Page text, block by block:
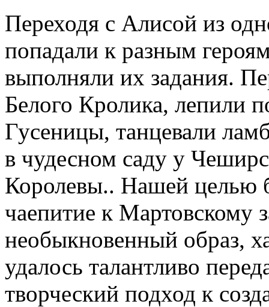
Переходя с Алисой из
попадали к разным
выполняли их задания.
Белого Кролика, лепили
Гусеницы, танцевали
в чудесном саду у
Королевы.. Нашей целью
чаепитие к Мартовскому
необыкновенный образ,
удалось талантливо
творческий подход к